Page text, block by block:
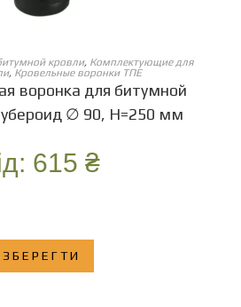
ОПЦІЇ
кровли, Комплектующие для
,Кровельные воронки ТПЕ
воронка для битумной
∅ 90, Н=250 мм
615₴
ЗБЕРЕГТИ